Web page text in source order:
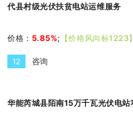
代县村级光伏扶贫电站运维服务
价格： 5.85%; 【价格风向标1223】
12 咨询
华能芮城县陌南15万千瓦光伏电站